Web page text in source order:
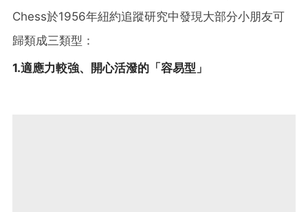
Chess於1956年紐約追蹤研究中發現大部分小朋友可
歸類成三類型：
1.適應力較強、開心活潑的「容易型」